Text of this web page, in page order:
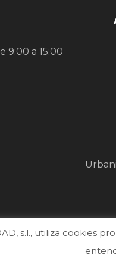
9:00 a 15:00
s.l., utiliza cookies